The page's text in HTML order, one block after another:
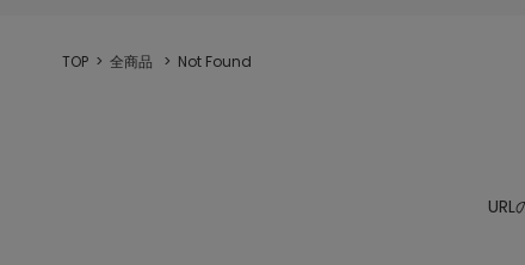
TOP 全商品 Not Found
URL